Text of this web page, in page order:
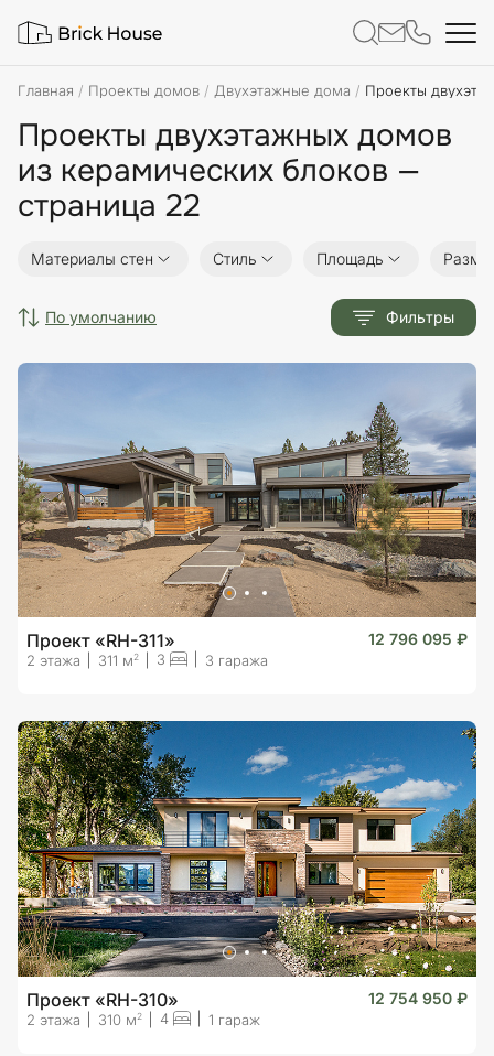
Главная Проекты домов Двухэтажные дома Проекты
Проекты двухэтажных домов
из керамических блоков —
страница 22
Материалы стен Стиль Площадь
по умолчанию Фильтры
Проект «RH-311» 12 796 095 ₽
2 этажа 311 м2 3 3 гаража
Проект «RH-310» 12 754 950 ₽
2 этажа 310 м 2 4 1 гараж